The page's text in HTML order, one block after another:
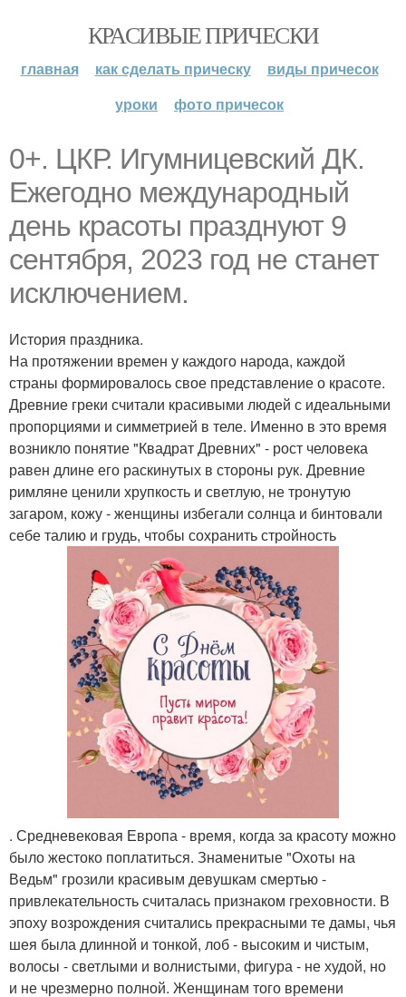
КРАСИВЫЕ ПРИЧЕСКИ
главная как сделать прическу
виды причесок
уроки
фото причесок
0+. ЦКР. Игумницевский ДК.
Ежегодно международный
день красоты празднуют 9
сентября, 2023 год не станет
исключением.
История праздника.
На протяжении времен у каждого народа, каждой
страны формировалось свое представление о красоте.
Древние греки считали красивыми людей с идеальными
пропорциями и симметрией в теле. Именно в это время
возникло понятие "Квадрат Древних" - рост человека
равен длине его раскинутых в стороны рук. Древние
римляне ценили хрупкость и светлую, не тронутую
загаром, кожу - женщины избегали солнца и бинтовали
себе талию и грудь, чтобы сохранить стройность
. Средневековая Европа - время, когда за красоту можно
было жестоко поплатиться. Знаменитые "Охоты на
Ведьм" грозили красивым девушкам смертью -
привлекательность считалась признаком греховности. В
эпоху возрождения считались прекрасными те дамы, чья
шея была длинной и тонкой, лоб - высоким и чистым,
волосы - светлыми и волнистыми, фигура - не худой, но
и не чрезмерно полной. Женщинам того времени